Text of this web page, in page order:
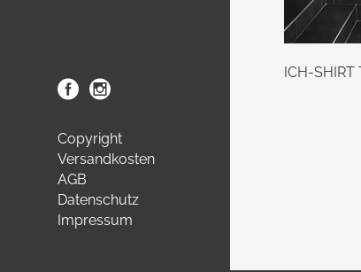
Copyright
Versandkosten
AGB
Datenschutz
Impressum
ICH-